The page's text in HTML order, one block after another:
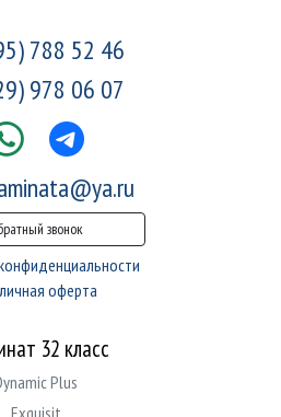
788 52 46
978 06 07
звонок
оферта
32 класс
Plus
Exquisit